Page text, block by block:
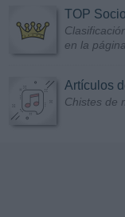
TOP
en la página
Artículos
Chistes de